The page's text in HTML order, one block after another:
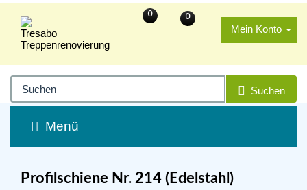
Mein Konto
0
0
Suchen
Menü
Profilschiene Nr. 214 (Edelstahl)